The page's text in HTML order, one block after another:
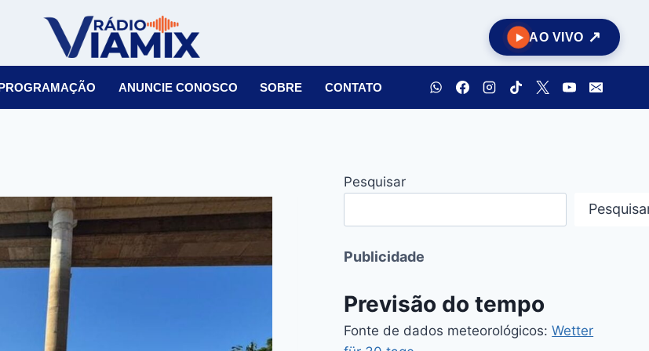
AO VIVO
ANUNCIE CONOSCO SOBRE CONTATO
Pesquisar
Publicidade
Previsão do tempo
Fonte de dados meteorológicos:Wetter